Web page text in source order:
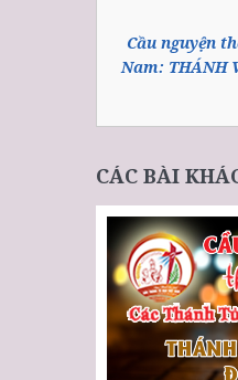
Cầu nguyện
Nam: THÁNH
CÁC BÀI